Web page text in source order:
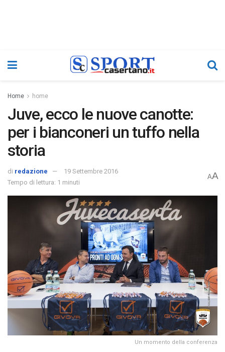
Home home
Juve, ecco le nuove canotte:
per i bianconeri un tuffo nella
storia
di redazione
19 Settembre 2016
Tempo di lettura: 1 minuti
AA
Un momento della conferenza